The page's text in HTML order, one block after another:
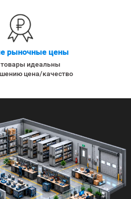
рыночные цены
идеальны
цена/качество